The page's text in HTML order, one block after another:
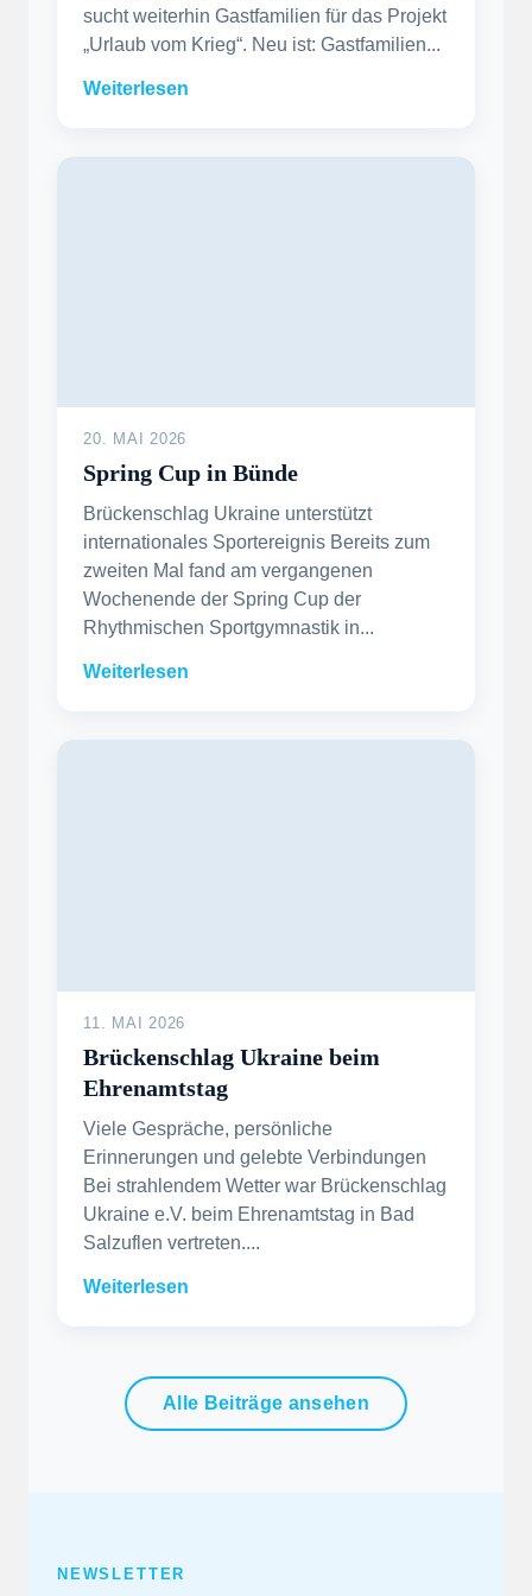
sucht weiterhin Gastfamilien für das Projekt
„Urlaub vom Krieg“. Neu ist: Gastfamilien...
Weiterlesen
20. MAI 2026
Spring Cup in Bünde
Brückenschlag Ukraine unterstützt
internationales Sportereignis Bereits zum
zweiten Mal fand am vergangenen
Wochenende der Spring Cup der
Rhythmischen Sportgymnastik in...
Weiterlesen
11. MAI 2026
Brückenschlag Ukraine beim
Ehrenamtstag
Viele Gespräche, persönliche
Erinnerungen und gelebte Verbindungen
Bei strahlendem Wetter war Brückenschlag
Ukraine e.V. beim Ehrenamtstag in Bad
Salzuflen vertreten....
Weiterlesen
Alle Beiträge ansehen
NEWSLETTER